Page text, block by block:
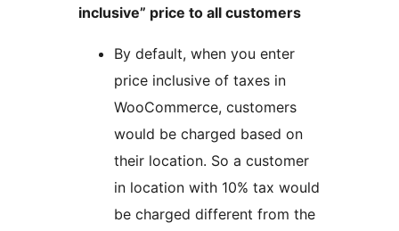
inclusive” price to all customers
By default, when you enter
price inclusive of taxes in
WooCommerce, customers
would be charged based on
their location. So a customer
in location with 10% tax would
be charged different from the